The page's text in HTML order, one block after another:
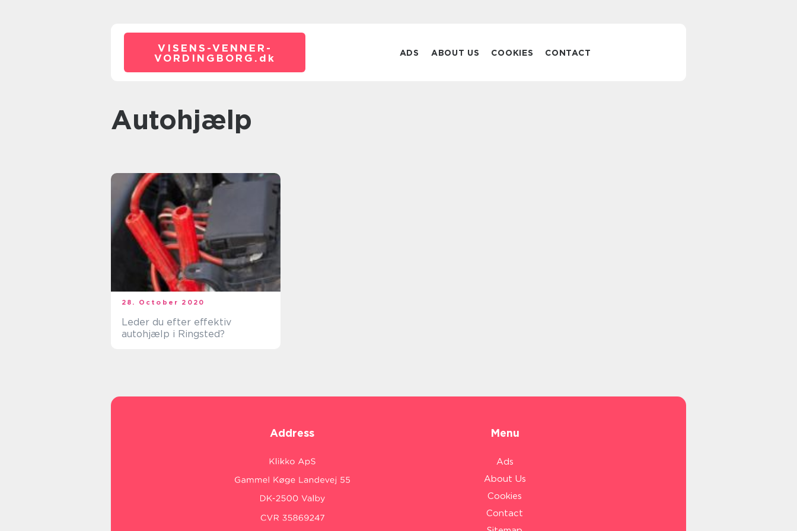
VISENS-VENNER-
VORDINGBORG. dk ADS ABOUT US COOKIES CONTACT
autohjælp
28. October 2020
Leder du efter effektiv
autohjælp i Ringsted?
Address Menu
Ads
About Us
Cookies
Contact